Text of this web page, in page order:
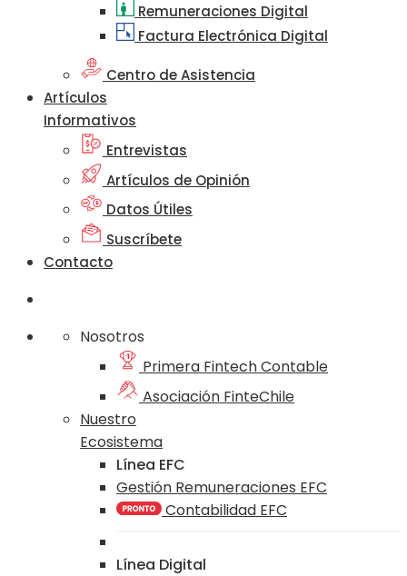
Remuneraciones Digital
Factura Electrónica Digital
Centro de Asistencia
Artículos
Informativos
Entrevistas
Artículos de Opinión
Datos Útiles
Suscríbete
Contacto
Nosotros
Primera Fintech Contable
Asociación FinteChile
Nuestro
Ecosistema
Línea EFC
Gestión Remuneraciones EFC
Contabilidad EFC
Línea Digital